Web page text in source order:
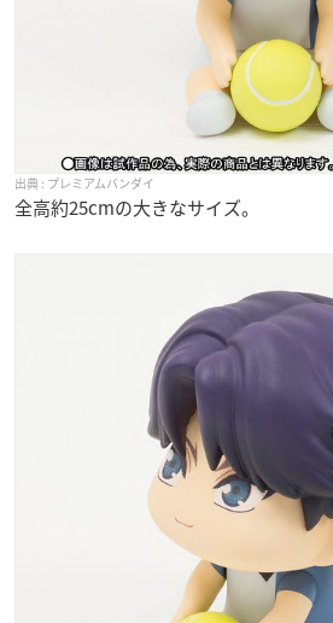
プレミアムバンダイ
全高約25cmの大きなサイズ。